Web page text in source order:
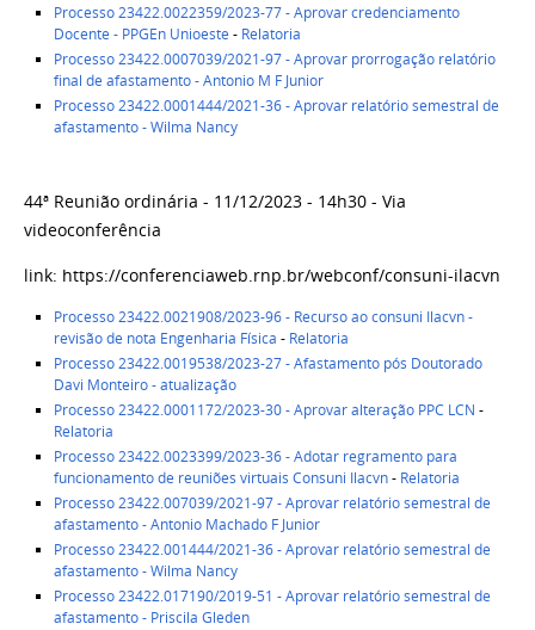
Processo 23422.0022359/2023-77 - Aprovar credenciamento
Docente - PPGEn Unioeste - Relatoria
Processo 23422.0007039/2021-97 - Aprovar prorrogação relatório
final de afastamento - Antonio M F Junior
Processo 23422.0001444/2021-36 - Aprovar relatório semestral de
afastamento - Wilma Nancy
44ª Reunião ordinária - 11/12/2023 - 14h30 - Via
videoconferência
link: https://conferenciaweb.rnp.br/webconf/consuni-ilacvn
Processo 23422.0021908/2023-96 - Recurso ao consuni Ilacvn -
revisão de nota Engenharia Física - Relatoria
Processo 23422.0019538/2023-27 - Afastamento pós Doutorado
Davi Monteiro - atualização
Processo 23422.0001172/2023-30 - Aprovar alteração PPC LCN -
Relatoria
Processo 23422.0023399/2023-36 - Adotar regramento para
funcionamento de reuniões virtuais Consuni Ilacvn- Relatoria
Processo 23422.007039/2021-97 - Aprovar relatório semestral de
afastamento - Antonio Machado F Junior
Processo 23422.001444/2021-36 - Aprovar relatório semestral de
afastamento - Wilma Nancy
Processo 23422.017190/2019-51 - Aprovar relatório semestral de
afastamento - Priscila Gleden